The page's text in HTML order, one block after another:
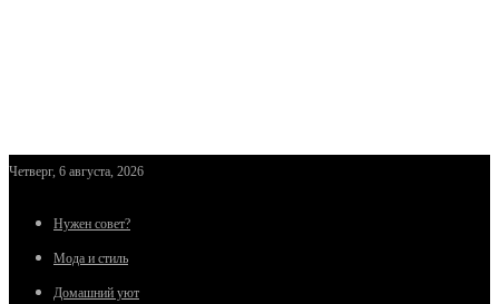
Четверг, 6 августа, 2026
Нужен совет?
Мода и стиль
Домашний уют